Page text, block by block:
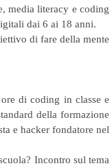
media literacy e coding
dai 6 ai 18 anni.
di fare della mente
di coding in classe e
della formazione
e hacker fondatore nel
Incontro sul tema